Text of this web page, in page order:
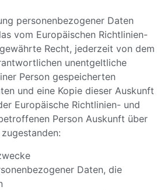
personenbezogener Daten
vom Europäischen Richtlinien-
Recht, jederzeit von dem
unentgeltliche
Person gespeicherten
und eine Kopie dieser Auskunft
Europäische Richtlinien- und
Person Auskunft über
Daten, die